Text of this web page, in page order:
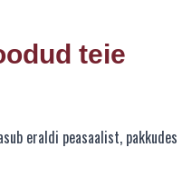
teie
eraldi peasaalist, pakkudes